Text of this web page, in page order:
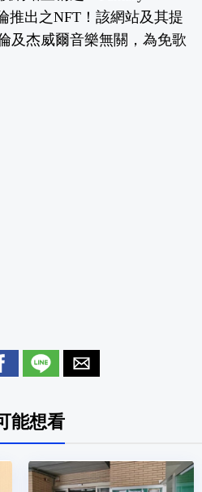
推出之NFT！該網站及其提
及杰威爾音樂無關，為免歌
能想看